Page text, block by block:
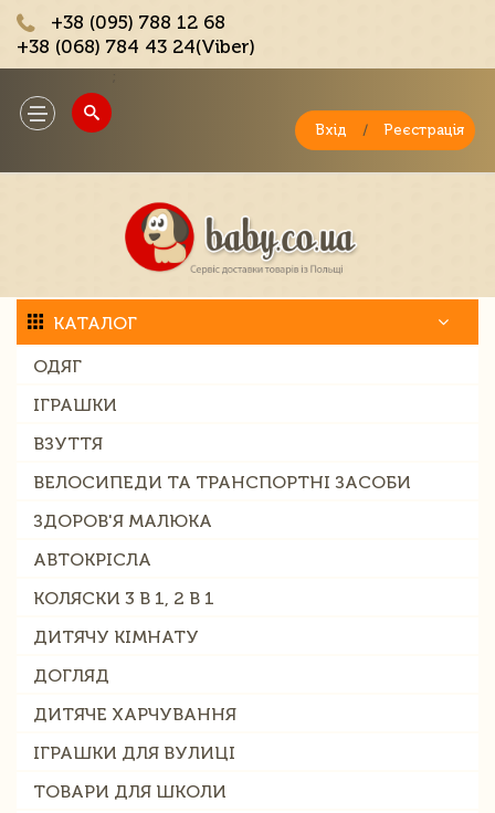
+38 (095) 788 12 68
+38 (068) 784 43 24(Viber)
Toggle
navigation
Вхід / Реєстрація
КАТАЛОГ
ОДЯГ
ІГРАШКИ
ВЗУТТЯ
ВЕЛОСИПЕДИ ТА ТРАНСПОРТНІ ЗАСОБИ
ЗДОРОВ'Я МАЛЮКА
АВТОКРІСЛА
КОЛЯСКИ 3 В 1, 2 В 1
ДИТЯЧУ КІМНАТУ
ДОГЛЯД
ДИТЯЧЕ ХАРЧУВАННЯ
ІГРАШКИ ДЛЯ ВУЛИЦІ
ТОВАРИ ДЛЯ ШКОЛИ